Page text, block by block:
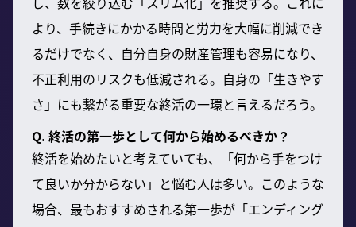
より、手続きにかかる時間と労力を大幅に削減でき
るだけでなく、自分自身の財産管理も容易になり、
不正利用のリスクも低減される。自身の「生きやす
さ」にも繋がる重要な終活の一環と言えるだろう。
Q. 終活の第一歩として何から始めるべきか？
終活を始めたいと考えていても、「何から手をつけ
て良いか分からない」と悩む人は多い。このような
場合、最もおすすめされる第一歩が「エンディング